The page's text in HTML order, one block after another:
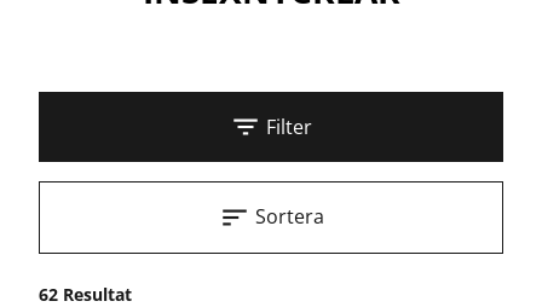
Filter
62 Resultat
Sortera